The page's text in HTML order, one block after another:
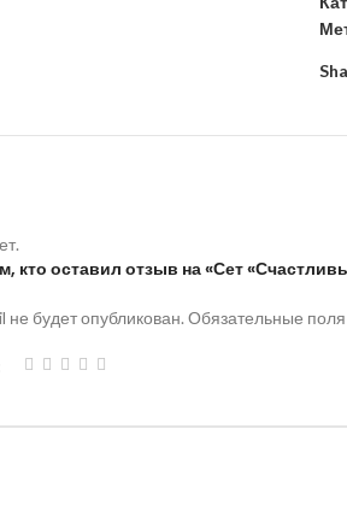
кто оставил отзыв на «Сет
не будет опубликован. Обязательные